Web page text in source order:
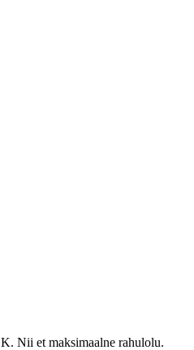
Nii et maksimaalne rahulolu.